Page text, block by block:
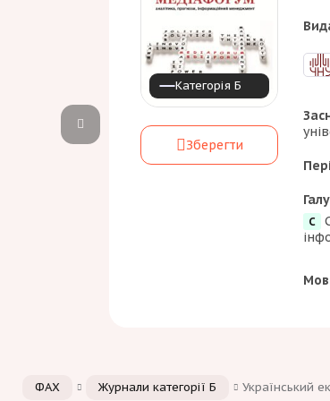
Категорія Б
Зберегти
С
ФАХ Журнали категорії Б Український